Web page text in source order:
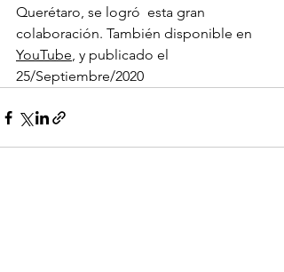
Querétaro, se logró  esta gran
colaboración. También disponible en
YouTube, y publicado el
25/Septiembre/2020